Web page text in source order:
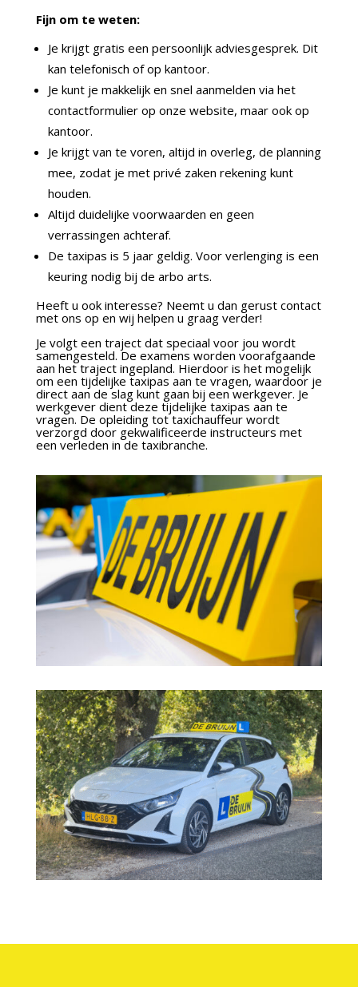
Fijn om te weten:
Je krijgt gratis een persoonlijk adviesgesprek. Dit
kan telefonisch of op kantoor.
Je kunt je makkelijk en snel aanmelden via het
contactformulier op onze website, maar ook op
kantoor.
Je krijgt van te voren, altijd in overleg, de planning
mee, zodat je met privé zaken rekening kunt
houden.
Altijd duidelijke voorwaarden en geen
verrassingen achteraf.
De taxipas is 5 jaar geldig. Voor verlenging is een
keuring nodig bij de arbo arts.
Heeft u ook interesse? Neemt u dan gerust contact
met ons op en wij helpen u graag verder!
Je volgt een traject dat speciaal voor jou wordt
samengesteld. De examens worden voorafgaande
aan het traject ingepland. Hierdoor is het mogelijk
om een tijdelijke taxipas aan te vragen, waardoor je
direct aan de slag kunt gaan bij een werkgever. Je
werkgever dient deze tijdelijke taxipas aan te
vragen. De opleiding tot taxichauffeur wordt
verzorgd door gekwalificeerde instructeurs met
een verleden in de taxibranche.